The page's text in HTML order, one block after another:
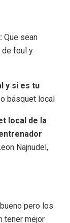
Que sean
de foul y
y si es tu
básquet local
local de la
Najnudel,
pero los
tener mejor